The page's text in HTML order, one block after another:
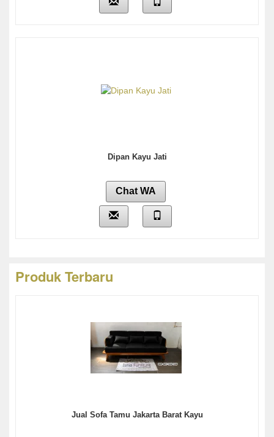
Dipan Kayu Jati
Chat WA
Produk Terbaru
Jual Sofa Tamu Jakarta Barat Kayu